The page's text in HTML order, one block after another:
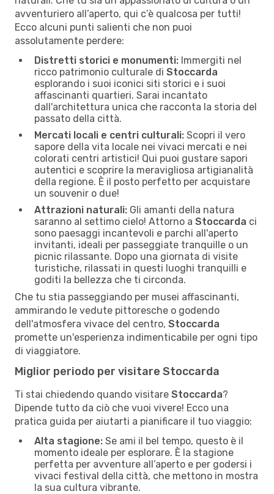
avventuriero all’aperto, qui c’è qualcosa per tutti!
Ecco alcuni punti salienti che non puoi
assolutamente perdere:
Distretti storici e monumenti: Immergiti nel
ricco patrimonio culturale di Stoccarda
esplorando i suoi iconici siti storici e i suoi
affascinanti quartieri. Sarai incantato
dall'architettura unica che racconta la storia del
passato della città.
Mercati locali e centri culturali: Scopri il vero
sapore della vita locale nei vivaci mercati e nei
colorati centri artistici! Qui puoi gustare sapori
autentici e scoprire la meravigliosa artigianalità
della regione. È il posto perfetto per acquistare
un souvenir o due!
Attrazioni naturali: Gli amanti della natura
saranno al settimo cielo! Attorno a Stoccarda ci
sono paesaggi incantevoli e parchi all'aperto
invitanti, ideali per passeggiate tranquille o un
picnic rilassante. Dopo una giornata di visite
turistiche, rilassati in questi luoghi tranquilli e
goditi la bellezza che ti circonda.
Che tu stia passeggiando per musei affascinanti,
ammirando le vedute pittoresche o godendo
dell'atmosfera vivace del centro, Stoccarda
promette un'esperienza indimenticabile per ogni tipo
di viaggiatore.
Miglior periodo per visitare Stoccarda
Ti stai chiedendo quando visitare Stoccarda?
Dipende tutto da ciò che vuoi vivere! Ecco una
pratica guida per aiutarti a pianificare il tuo viaggio:
Alta stagione: Se ami il bel tempo, questo è il
momento ideale per esplorare. È la stagione
perfetta per avventure all’aperto e per godersi i
vivaci festival della città, che mettono in mostra
la sua cultura vibrante.